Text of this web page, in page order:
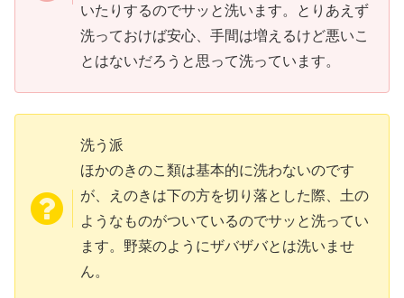
いたりするのでサッと洗います。とりあえず
洗っておけば安心、手間は増えるけど悪いこ
とはないだろうと思って洗っています。
洗う派
ほかのきのこ類は基本的に洗わないのです
が、えのきは下の方を切り落とした際、土の
ようなものがついているのでサッと洗ってい
ます。野菜のようにザバザバとは洗いませ
ん。